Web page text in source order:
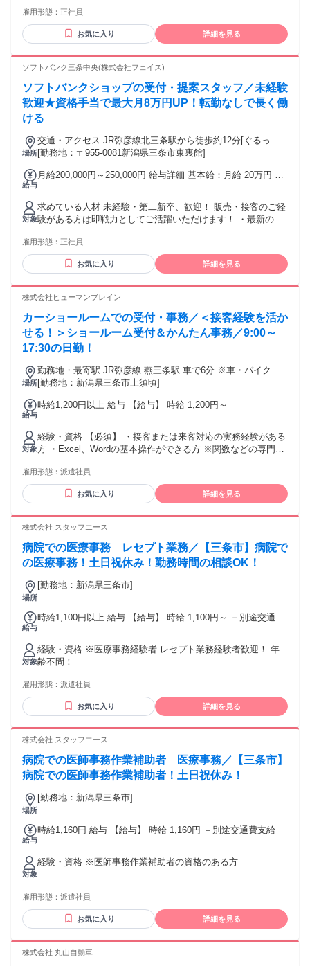
雇用形態： 正社員
お気に入り 詳細を見る
ソフトバンク三条中央(株式会社フェイス)
ソフトバンクショップの受付・提案スタッフ／未経験
歓迎★資格手当で最大月8万円UP！転勤なしで長く働
ける
場所
交通・アクセス JR弥彦線北三条駅から徒歩約12分[ぐるっと
さん(三条市)]第三中学校グランド前から徒歩約1分
[勤務地：〒955-0081新潟県三条市東裏館]
給与
月給200,000円～250,000円 給与詳細 基本給：月給 20万円 〜
れる通勤・皆勤・家族手当金額：なし 全員に一律で支払われ
るその他手当金額：なし ※残業代は別途、全額支給 ・昇給：
年2回（1月・7月） ・賞与：年4回（1月・4月・7月・10月）
【手当】 ・住宅手当：15,000円〜20,000円/月（※店舗所在地
月 ・資格手当：10,000円〜80,000円 ★資格を取るたび月収ア
ップ✨
対象
求めている人材 未経験・第二新卒、歓迎！ 販売・接客のご経
験がある方は即戦力としてご活躍いただけます！ ・最新のガ
人と話すことが好きな方 ・キャリアアップを目指している方
・同じ場所で長く働きたい方（転勤なし！）
雇用形態： 正社員
お気に入り 詳細を見る
株式会社ヒューマンブレイン
カーショールームでの受付・事務／＜接客経験を活か
せる！＞ショールーム受付＆かんたん事務／9:00～
17:30の日勤！
場所
勤務地・最寄駅 JR弥彦線 燕三条駅 車で6分 ※車・バイク通
勤OK(無料駐車場あり) 直接雇用転換後、駐車場代発生(1,000
[勤務地：新潟県三条市上須頃]
給与
時給1,200円以上 給与 【給与】 時給 1,200円～
対象
経験・資格 【必須】 ・接客または来客対応の実務経験がある
方 ・Excel、Wordの基本操作ができる方 ※関数などの専門的
雇用形態： 派遣社員
お気に入り 詳細を見る
株式会社 スタッフエース
病院での医療事務 レセプト業務／【三条市】病院で
の医療事務！土日祝休み！勤務時間の相談OK！
場所
[勤務地：新潟県三条市]
給与
時給1,100円以上 給与 【給与】 時給 1,100円～ ＋別途交通費
対象
経験・資格 ※医療事務経験者 レセプト業務経験者歓迎！ 年
齢不問！
雇用形態： 派遣社員
お気に入り 詳細を見る
株式会社 スタッフエース
病院での医師事務作業補助者 医療事務／【三条市】
病院での医師事務作業補助者！土日祝休み！
場所
[勤務地：新潟県三条市]
給与
時給1,160円 給与 【給与】 時給 1,160円 ＋別途交通費支給
対象
経験・資格 ※医師事務作業補助者の資格のある方
雇用形態： 派遣社員
お気に入り 詳細を見る
株式会社 丸山自動車